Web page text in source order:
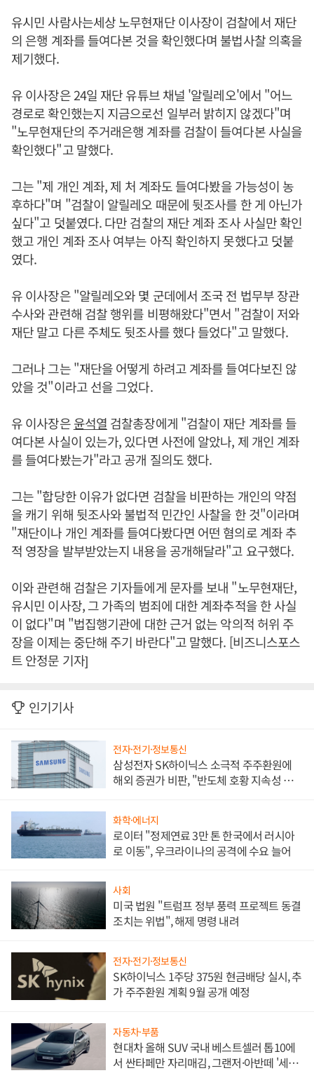
유시민 사람사는세상 노무현재단 이사장이 검찰에서 재단
의 은행 계좌를 들여다본 것을 확인했다며 불법사찰 의혹을
제기했다.
유 이사장은 24일 재단 유튜브 채널 '알릴레오'에서 "어느
경로로 확인했는지 지금으로선 일부러 밝히지 않겠다"며
"노무현재단의 주거래은행 계좌를 검찰이 들여다본 사실을
확인했다"고 말했다.
그는 "제 개인 계좌, 제 처 계좌도 들여다봤을 가능성이 농
후하다"며 "검찰이 알릴레오 때문에 뒷조사를 한 게 아닌가
싶다"고 덧붙였다. 다만 검찰의 재단 계좌 조사 사실만 확인
했고 개인 계좌 조사 여부는 아직 확인하지 못했다고 덧붙
였다.
유 이사장은 "알릴레오와 몇 군데에서 조국 전 법무부 장관
수사와 관련해 검찰 행위를 비평해왔다"면서 "검찰이 저와
재단 말고 다른 주체도 뒷조사를 했다 들었다"고 말했다.
그러나 그는 "재단을 어떻게 하려고 계좌를 들여다보진 않
았을 것"이라고 선을 그었다.
유 이사장은윤석열 검찰총장에게 "검찰이 재단 계좌를 들
여다본 사실이 있는가, 있다면 사전에 알았나, 제 개인 계좌
를 들여다봤는가"라고 공개 질의도 했다.
그는 "합당한 이유가 없다면 검찰을 비판하는 개인의 약점
을 캐기 위해 뒷조사와 불법적 민간인 사찰을 한 것"이라며
"재단이나 개인 계좌를 들여다봤다면 어떤 혐의로 계좌 추
적 영장을 발부받았는지 내용을 공개해달라"고 요구했다.
이와 관련해 검찰은 기자들에게 문자를 보내 "노무현재단,
유시민 이사장, 그 가족의 범죄에 대한 계좌추적을 한 사실
이 없다"며 "법집행기관에 대한 근거 없는 악의적 허위 주
장을 이제는 중단해 주기 바란다"고 말했다. [비즈니스포스
트 안정문 기자]
인기기사
전자·전기·정보통신
삼성전자 SK하이닉스 소극적 주주환원에
해외 증권가 비판, "반도체 호황 지속성 의
화학·에너지
로이터 "정제연료 3만 톤 한국에서 러시아
로 이동", 우크라이나의 공격에 수요 늘어
사회
미국 법원 "트럼프 정부 풍력 프로젝트 동결
조치는 위법", 해제 명령 내려
전자·전기·정보통신
SK하이닉스 1주당 375원 현금배당 실시, 추
가 주주환원 계획 9월 공개 예정
자동차·부품
현대차 올해 SUV 국내 베스트셀러 톱10에
서 싼타페만 자리매김, 그랜저·아반떼 '세단